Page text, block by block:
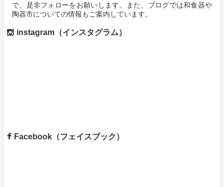
で、是非フォローをお願いします。また、ブログでは和食器や
陶器市についての情報もご案内しています。
instagram（インスタグラム）
Facebook（フェイスブック）